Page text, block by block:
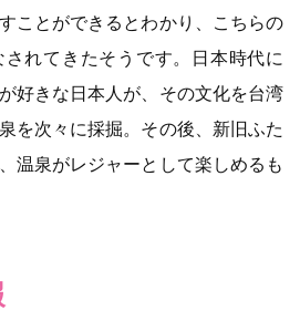
ことができるとわかり、こちらの
れてきたそうです。日本時代に
好きな日本人が、その文化を台湾
を次々に採掘。その後、新旧ふた
温泉がレジャーとして楽しめるも